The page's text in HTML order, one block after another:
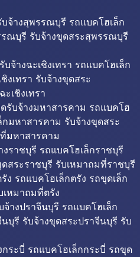
จ้างสุพรรณบุรี รถแบคโฮเล็ก
ณบุรี รับจ้างขุดสระสุพรรณบุรี
จ้างฉะเชิงเทรา รถแบคโฮเล็ก
งเทรา รับจ้างขุดสระ
เชิงเทรา
รับจ้างมหาสารคาม รถแบคโฮ
มหาสารคาม รับจ้างขุดสระ
มหาสารคาม
ราชบุรี รถแบคโฮเล็กราชบุรี
สระราชบุรี รับเหมาถมที่ราชบุรี
ง รถแบคโฮเล็กตรัง รถขุดเล็ก
เหมาถมที่ตรัง
างปราจีนบุรี รถแบคโฮเล็ก
บุรี รับจ้างขุดสระปราจีนบุรี รับ
ระบี่ รถแบคโฮเล็กกระบี่ รถขุด